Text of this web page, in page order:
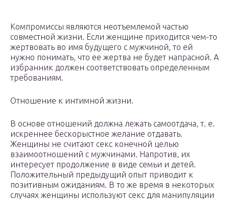
Компромиссы являются неотъемлемой частью
совместной жизни. Если женщине приходится чем-то
жертвовать во имя будущего с мужчиной, то ей
нужно понимать, что ее жертва не будет напрасной. А
избранник должен соответствовать определенным
требованиям.
Отношение к интимной жизни.
В основе отношений должна лежать самоотдача, т. е.
искреннее бескорыстное желание отдавать.
Женщины не считают секс конечной целью
взаимоотношений с мужчинами. Напротив, их
интересует продолжение в виде семьи и детей.
Положительный предыдущий опыт приводит к
позитивным ожиданиям. В то же время в некоторых
случаях женщины используют секс для манипуляции